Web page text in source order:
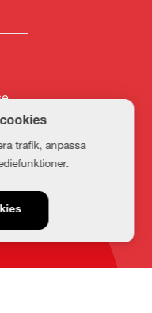
trafik, anpassa